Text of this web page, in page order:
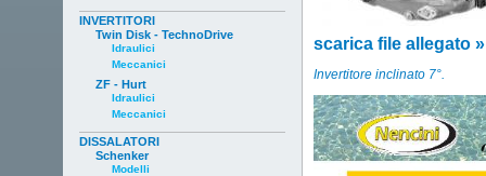
INVERTITORI
Twin Disk - TechnoDrive
Idraulici
Meccanici
ZF - Hurt
Idraulici
Meccanici
DISSALATORI
Schenker
Modelli
scarica file allegato »
Invertitore inclinato 7°.